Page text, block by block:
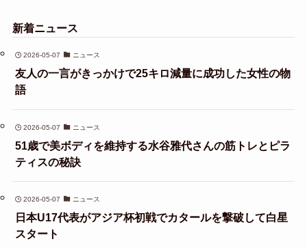
新着ニュース
2026-05-07 ニュース
友人の一言がきっかけで25キロ減量に成功した女性の物
語
2026-05-07 ニュース
51歳で美ボディを維持する水谷雅代さんの筋トレとピラ
ティスの秘訣
2026-05-07 ニュース
日本U17代表がアジア杯初戦でカタールを撃破して白星
スタート